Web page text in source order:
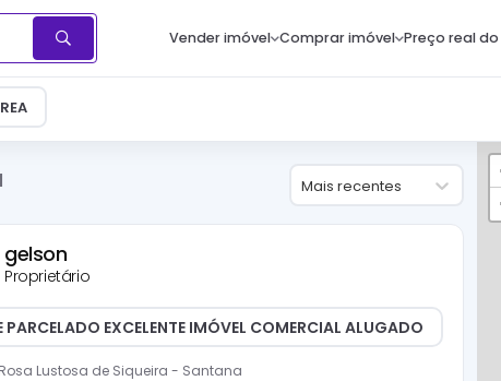
Vender imóvel Comprar imóvel Preço real do
Mais recentes
gelson
Proprietário
PARCELADO EXCELENTE IMÓVEL COMERCIAL ALUGADO
Lustosa de Siqueira - Santana